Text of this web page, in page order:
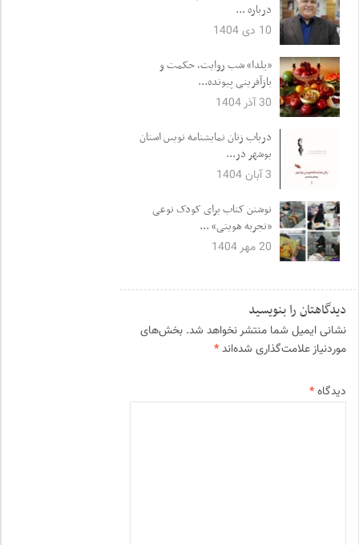
درباره ...
10 دی 1404
«یلدا» شب روایت، حکمت و
بازآفرینی پیونده...
30 آذر 1404
درباب زنان نمایشنامه نویس استان
بوشهر در...
3 آبان 1404
نوشتن کتاب برای کودک نوعی
«تجربه هویتی» ...
20 مهر 1404
دیدگاهتان را بنویسید
نشانی ایمیل شما منتشر نخواهد شد. بخش‌های
موردنیاز علامت‌گذاری شده‌اند*
دیدگاه*